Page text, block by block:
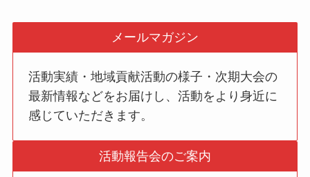
メールマガジン
活動実績・地域貢献活動の様子・次期大会の
最新情報などをお届けし、活動をより身近に
感じていただきます。
活動報告会のご案内